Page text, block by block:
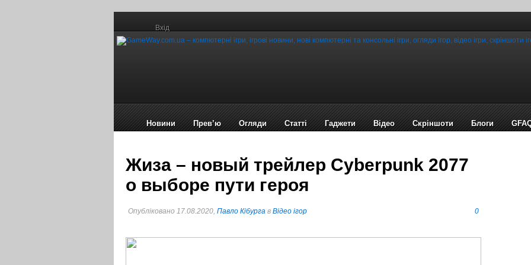
Вхід
Новини Прев’ю Огляди Статті Гаджети Відео Cкріншоти Блоги
Жиза – новый трейлер Cyberpunk 2077
о выборе пути героя
Опубліковано 17.08.2020, Павло Кібурга в Відео ігор 0